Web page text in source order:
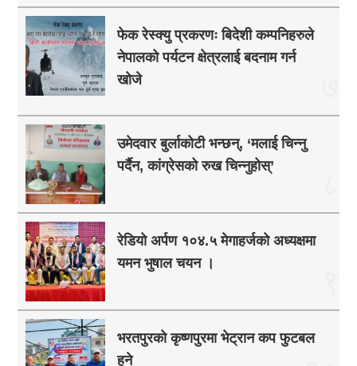
फेक रेस्क्यु प्रकरणः बिदेशी कम्पनिहरुले
नेपालको पर्यटन क्षेत्रलाई बदनाम गर्न
खोजे
उमेदवार बुर्लाकोटी भन्छन्, ‘मलाई चिन्नु
पर्दैन, कांग्रेसको रुख चिन्नुहोस्’
रेडियो अर्पण १०४.५ मेगाहर्जको अध्यक्षमा
यमन भुषाल चयन ।
भरतपुरको कृष्णपुरमा भेट्रान कप फुटबल
हुने